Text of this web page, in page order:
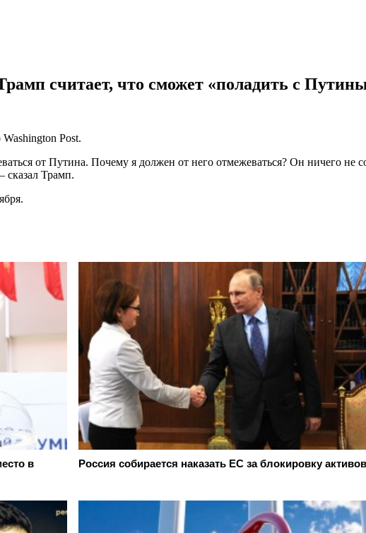
считает, что сможет «поладить с
Post.
от Путина. Почему я должен от него отмежеваться? Он ничего не
сказал Трамп.
в
Россия собирается наказать EC за блокировку активов